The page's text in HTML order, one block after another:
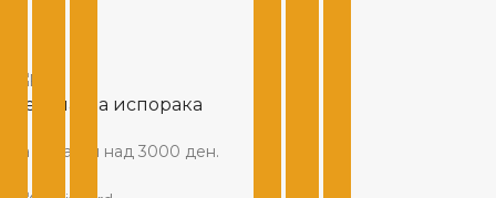
Бесплатна испорака
За нарачки над 3000 ден.